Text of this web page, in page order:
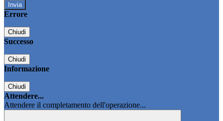
Errore
Chiudi
Successo
Chiudi
Informazione
Chiudi
Attendere...
Attendere il completamento dell'operazione...